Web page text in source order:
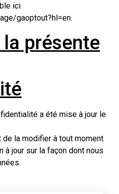
ici
gaoptout?hl=en.
présente
a été mise à jour le
la modifier à tout moment
à jour sur la façon dont nous